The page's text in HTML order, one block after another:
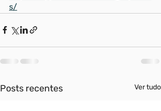
s/
Posts recentes Ver tudo